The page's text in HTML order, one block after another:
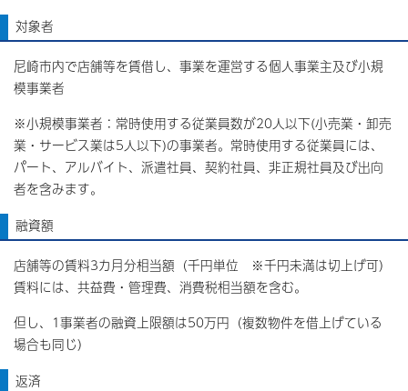
対象者
尼崎市内で店舗等を賃借し、事業を運営する個人事業主及び小規
模事業者
※小規模事業者：常時使用する従業員数が20人以下(小売業・卸売
業・サービス業は5人以下)の事業者。常時使用する従業員には、
パート、アルバイト、派遣社員、契約社員、非正規社員及び出向
者を含みます。
融資額
店舗等の賃料3カ月分相当額（千円単位 ※千円未満は切上げ可）
賃料には、共益費・管理費、消費税相当額を含む。
但し、1事業者の融資上限額は50万円（複数物件を借上げている
場合も同じ）
返済